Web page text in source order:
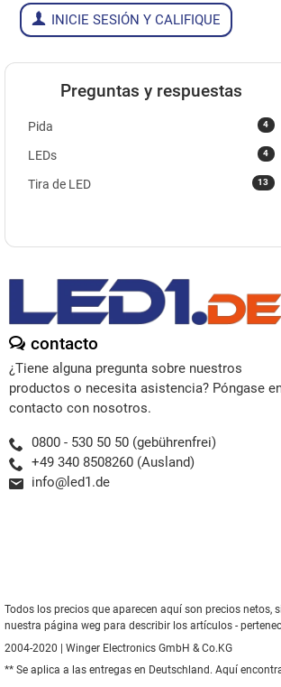
INICIE SESIÓN Y CALIFIQUE
Preguntas y respuestas
4
Pida
4
LEDs
13
Tira de LED
contacto
¿Tiene alguna pregunta sobre nuestros
productos o necesita asistencia? Póngase
contacto con nosotros.
0800 - 530 50 50 (gebührenfrei)
+49 340 8508260 (Ausland)
info@led1.de
Todos los precios que aparecen aquí son precios
nuestra página weg para describir los artículos -
2004-2020 | Winger Electronics GmbH & Co.KG
** Se aplica a las entregas en Deutschland. Aquí